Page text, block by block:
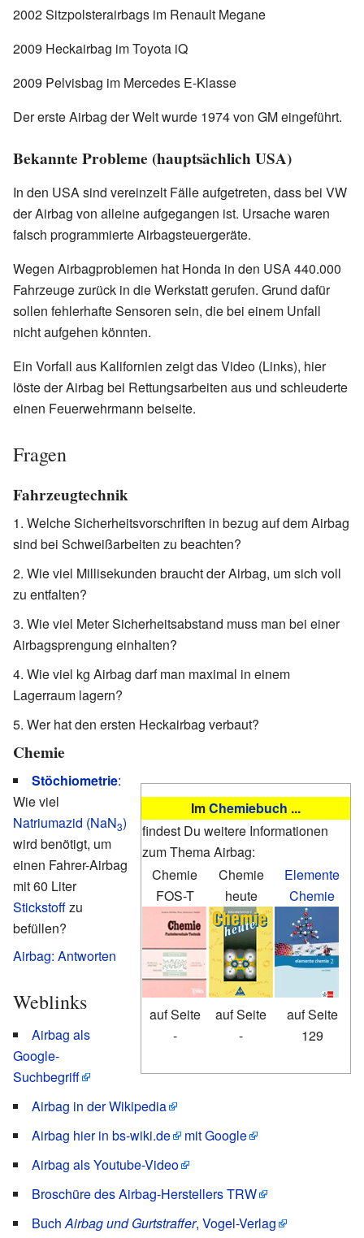
2002 Sitzpolsterairbags im Renault Megane
2009 Heckairbag im Toyota iQ
2009 Pelvisbag im Mercedes E-Klasse
Der erste Airbag der Welt wurde 1974 von GM eingeführt.
Bekannte Probleme (hauptsächlich USA)
In den USA sind vereinzelt Fälle aufgetreten, dass bei VW
der Airbag von alleine aufgegangen ist. Ursache waren
falsch programmierte Airbagsteuergeräte.
Wegen Airbagproblemen hat Honda in den USA 440.000
Fahrzeuge zurück in die Werkstatt gerufen. Grund dafür
sollen fehlerhafte Sensoren sein, die bei einem Unfall
nicht aufgehen könnten.
Ein Vorfall aus Kalifornien zeigt das Video (Links), hier
löste der Airbag bei Rettungsarbeiten aus und schleuderte
einen Feuerwehrmann beiseite.
Fragen
Fahrzeugtechnik
Welche Sicherheitsvorschriften in bezug auf dem Airbag
sind bei Schweißarbeiten zu beachten?
Wie viel Millisekunden braucht der Airbag, um sich voll
zu entfalten?
Wie viel Meter Sicherheitsabstand muss man bei einer
Airbagsprengung einhalten?
Wie viel kg Airbag darf man maximal in einem
Lagerraum lagern?
Wer hat den ersten Heckairbag verbaut?
Chemie
ImChemiebuch ...
findest Du weitere Informationen
zum Thema Airbag:
Chemie
FOS-T
auf Seite
-
Chemie
heute
auf Seite
-
Elemente
Chemie
auf Seite
129
Stöchiometrie:
Wie viel
Natriumazid (NaN3)
wird benötigt, um
einen Fahrer-Airbag
mit 60 Liter
Stickstoffzu
befüllen?
Airbag: Antworten
Weblinks
Airbag als
Google-
Suchbegriff
Airbag in der Wikipedia
Airbag hier in bs-wiki.de
mit Google
Airbag als Youtube-Video
Broschüre des Airbag-Herstellers TRW
BuchAirbag und Gurtstraffer, Vogel-Verlag